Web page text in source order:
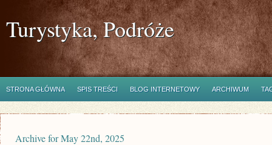
Turystyka, Podróże
STRONA GŁÓWNA SPIS TREŚCI BLOG INTERNETOWY ARCHIWUM
Archive for May 22nd, 2025